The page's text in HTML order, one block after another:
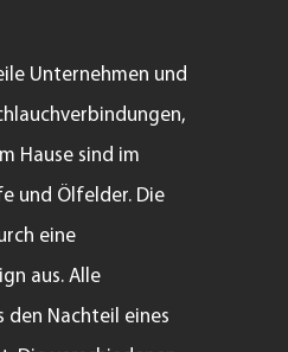
Unternehmen und
Hause sind im
und Ölfelder. Die
eine
aus. Alle
den Nachteil eines